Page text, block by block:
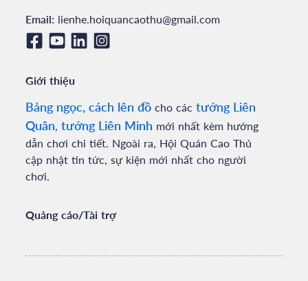
Email: lienhe.hoiquancaothu@gmail.com
Giới thiệu
Bảng ngọc, cách lên đồ cho các tướng Liên
Quân tướng Liên Minh mới nhất kèm hướng
dẫn chơi chi tiết. Ngoài ra, Hội Quán Cao Thủ
cập nhật tin tức, sự kiện mới nhất cho người
chơi.
Quảng cáo/Tài trợ